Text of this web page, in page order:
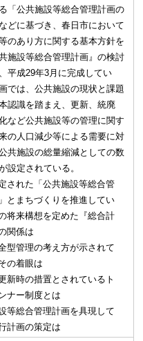
「公共施設等総合管理計画の
どに基づき、春日市において
のあり方に関する基本方針を
施設等総合管理計画』の検討
平成29年3月に完成してい
では、公共施設の現状と課題
認識を踏まえ、更新、統廃
など公共施設等の管理に関す
の人口減少等による需要に対
共施設の総量縮減としての数
設定されている。
された「公共施設等総合管
とまちづくりを推進してい
将来構想を定めた『総合計
関係は
型管理の考え方が示されて
の着眼は
新時の措置とされているト
ナー制度とは
等総合管理計画を具現して
計画の策定は